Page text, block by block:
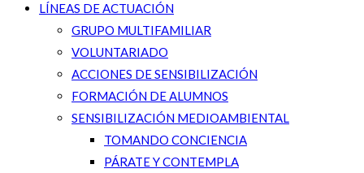
LÍNEAS DE ACTUACIÓN
GRUPO MULTIFAMILIAR
VOLUNTARIADO
ACCIONES DE SENSIBILIZACIÓN
FORMACIÓN DE ALUMNOS
SENSIBILIZACIÓN MEDIOAMBIENTAL
TOMANDO CONCIENCIA
PÁRATE Y CONTEMPLA